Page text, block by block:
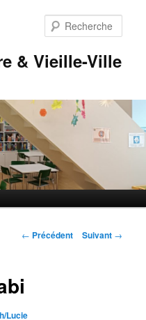
& Vieille-Ville
Navigation
← Précédent Suivant →
Lucie